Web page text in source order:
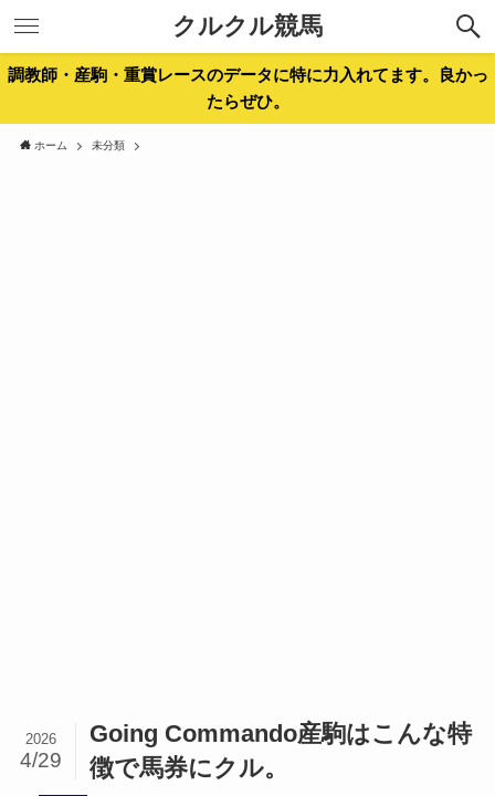
クルクル競馬
調教師・産駒・重賞レースのデータに特に力入れてます。良かっ
たらぜひ。
ホーム 未分類
Going Commando産駒はこんな特
徴で馬券にクル。
2026
4/29